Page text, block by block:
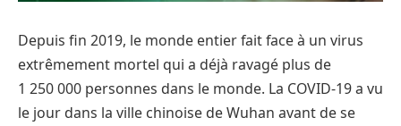
Depuis fin 2019, le monde entier fait face à un virus
extrêmement mortel qui a déjà ravagé plus de
1 250 000 personnes dans le monde. La COVID-19 a vu
le jour dans la ville chinoise de Wuhan avant de se